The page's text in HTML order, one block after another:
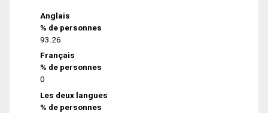
Anglais
% de personnes
93.26
Français
% de personnes
0
Les deux langues
% de personnes